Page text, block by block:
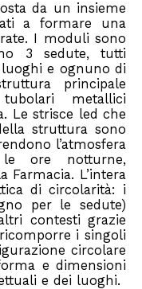
da un insieme
a formare una
I moduli sono
3 sedute, tutti
e ognuno di
principale
metallici
Le strisce led che
struttura sono
l’atmosfera
le ore notturne,
L’intera
di circolarità: i
per le sedute)
contesti grazie
i singoli
circolare
e dimensioni
e dei luoghi.